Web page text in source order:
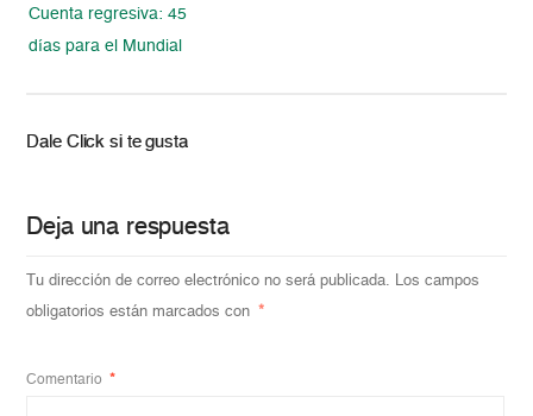
Cuenta regresiva: 45
días para el Mundial
Dale Click si te gusta
Deja una respuesta
Tu dirección de correo electrónico no será publicada. Los campos
obligatorios están marcados con
*
Comentario *